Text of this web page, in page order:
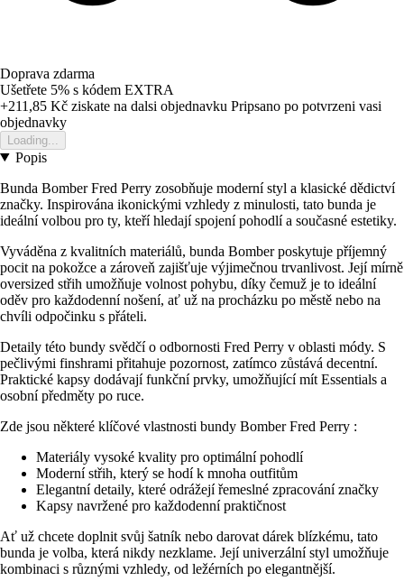
Doprava zdarma
Ušetřete 5% s kódem EXTRA
+211,85 Kč ziskate na dalsi objednavku Pripsano po potvrzeni vasi
objednavky
Loading...
Popis
Bunda Bomber Fred Perry zosobňuje moderní styl a klasické dědictví
značky. Inspirována ikonickými vzhledy z minulosti, tato bunda je
ideální volbou pro ty, kteří hledají spojení pohodlí a současné estetiky.
Vyváděna z kvalitních materiálů, bunda Bomber poskytuje příjemný
pocit na pokožce a zároveň zajišťuje výjimečnou trvanlivost. Její mírně
oversized střih umožňuje volnost pohybu, díky čemuž je to ideální
oděv pro každodenní nošení, ať už na procházku po městě nebo na
chvíli odpočinku s přáteli.
Detaily této bundy svědčí o odbornosti Fred Perry v oblasti módy. S
pečlivými finshrami přitahuje pozornost, zatímco zůstává decentní.
Praktické kapsy dodávají funkční prvky, umožňující mít Essentials a
osobní předměty po ruce.
Zde jsou některé klíčové vlastnosti bundy Bomber Fred Perry :
Materiály vysoké kvality pro optimální pohodlí
Moderní střih, který se hodí k mnoha outfitům
Elegantní detaily, které odrážejí řemeslné zpracování značky
Kapsy navržené pro každodenní praktičnost
Ať už chcete doplnit svůj šatník nebo darovat dárek blízkému, tato
bunda je volba, která nikdy nezklame. Její univerzální styl umožňuje
kombinaci s různými vzhledy, od ležérních po elegantnější.